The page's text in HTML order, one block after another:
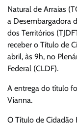
Natural de Arraias
a Desembargadora
dos Territórios
receber o Título de
abril, às 9h, no
Federal (CLDF).
A entrega do título
Vianna.
O Título de Cidadão